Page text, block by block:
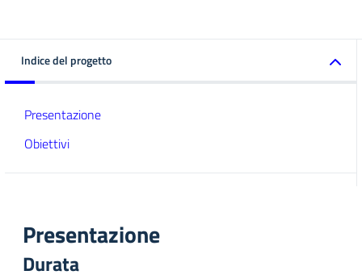
Indice del progetto
Presentazione
Obiettivi
Presentazione
Durata